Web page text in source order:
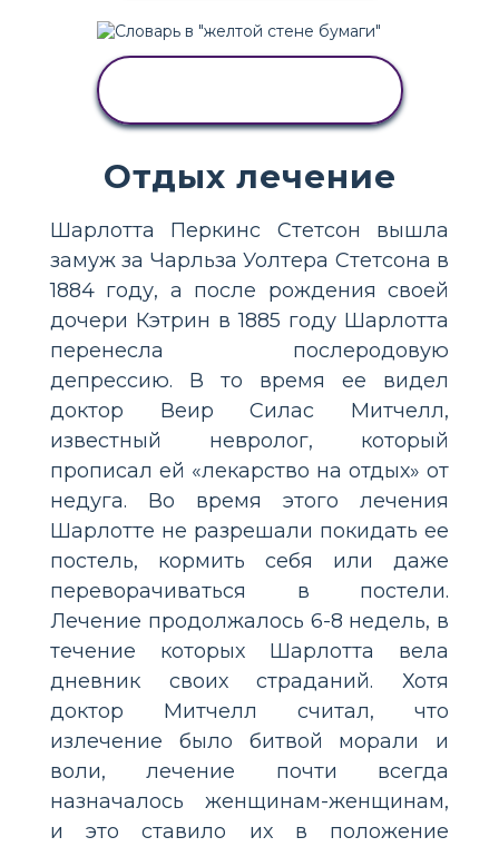
Отдых лечение
Шарлотта Перкинс Стетсон вышла
замуж за Чарльза Уолтера Стетсона в
1884 году, а после рождения своей
дочери Кэтрин в 1885 году Шарлотта
перенесла послеродовую
депрессию. В то время ее видел
доктор Веир Силас Митчелл,
известный невролог, который
прописал ей «лекарство на отдых» от
недуга. Во время этого лечения
Шарлотте не разрешали покидать ее
постель, кормить себя или даже
переворачиваться в постели.
Лечение продолжалось 6-8 недель, в
течение которых Шарлотта вела
дневник своих страданий. Хотя
доктор Митчелл считал, что
излечение было битвой морали и
воли, лечение почти всегда
назначалось женщинам-женщинам,
и это ставило их в положение